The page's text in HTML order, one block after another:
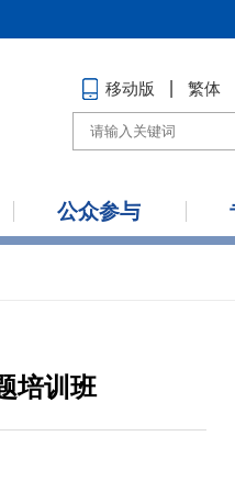
移动版 繁体
公众参与
培训班